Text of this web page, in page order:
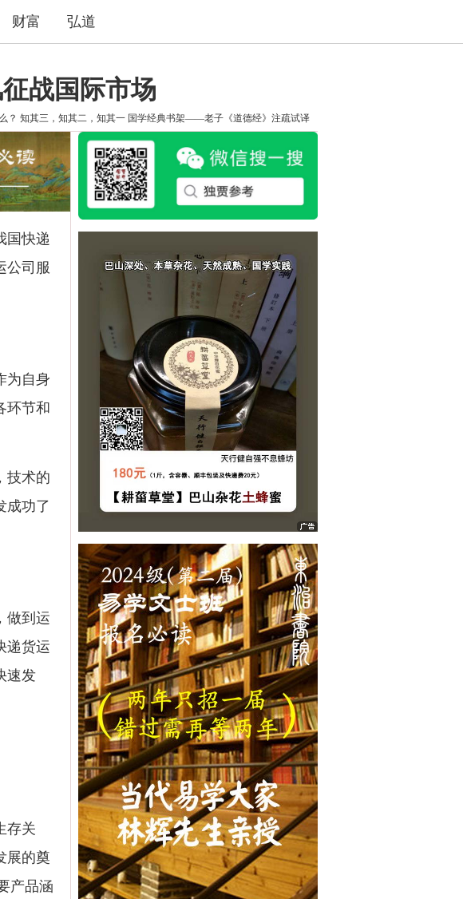
财富 弘道
战国际市场
？ 知其三，知其二，知其一 国学经典书架——老子《道德经》注疏试译
快递
公司服
为自身
环节和
技术的
成功了
做到运
递货运
速发
存关
展的奠
产品涵